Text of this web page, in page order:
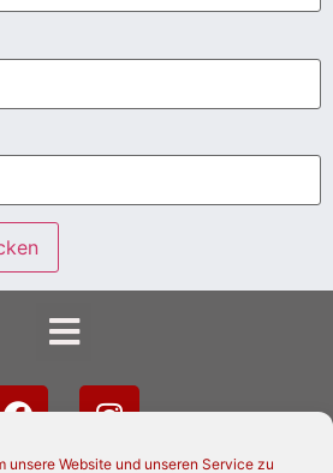
unsere Website und unseren Service zu